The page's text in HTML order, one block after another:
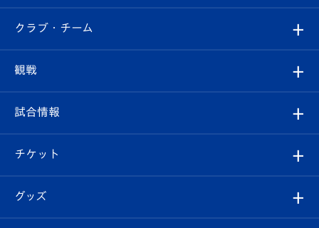
すべて
クラブ
試合情報
チケット
クラブ・チーム
クラブ概要
エンブレム紹介
観戦
観戦ルール
はじめての観戦ガイド
Revive Team
試合情報
試合日程/結果
フォトギャラリー
チケット
チケット
グッズ